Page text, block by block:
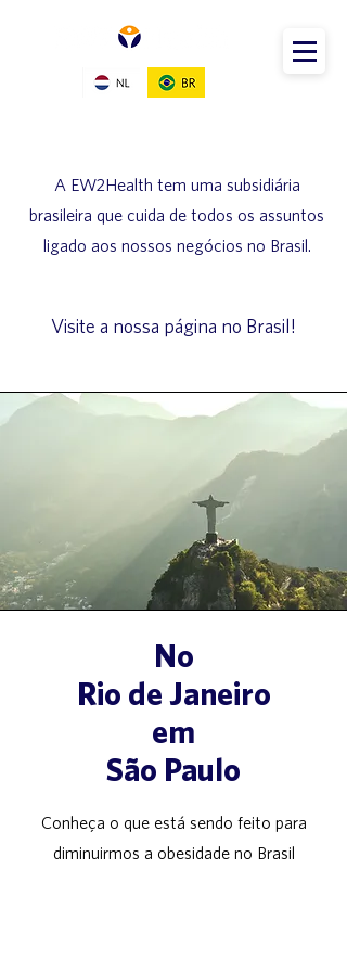
A EW2Health tem uma subsidiária
brasileira que cuida de todos os assuntos
ligado aos nossos negócios no Brasil.
Visite a nossa página no Brasil!
No
Rio de Janeiro
em
São Paulo
Conheça o que está sendo feito para
diminuirmos a obesidade no Brasil